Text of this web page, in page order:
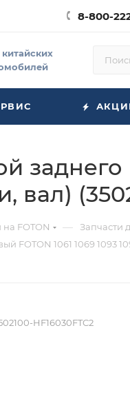
8-800-
заднего
вал)
на FOTON — Запчасти
FOTON 1061 1069 1093
HF16030FTC2